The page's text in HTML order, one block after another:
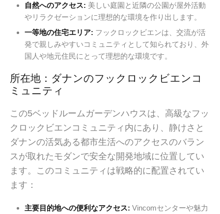
自然へのアクセス: 美しい庭園と近隣の公園が屋外活動
やリラクゼーションに理想的な環境を作り出します。
一等地の住宅エリア: フックロックビエンは、交流が活
発で親しみやすいコミュニティとして知られており、外
国人や地元住民にとって理想的な環境です。
所在地：ダナンのフックロックビエンコ
ミュニティ
この5ベッドルームガーデンハウスは、高級なフッ
クロックビエンコミュニティ内にあり、静けさと
ダナンの活気ある都市生活へのアクセスのバラン
スが取れたモダンで安全な開発地域に位置してい
ます。このコミュニティは戦略的に配置されてい
ます：
主要目的地への便利なアクセス: Vincomセンターや魅力